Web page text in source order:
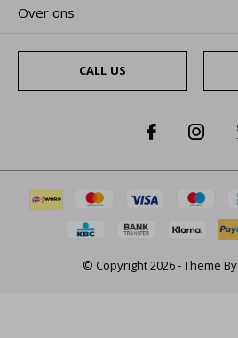
Over ons
CALL US
© Copyright2026- Theme By